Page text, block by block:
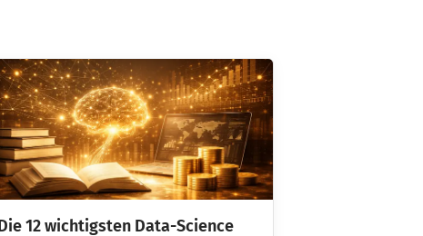
Die 12 wichtigsten Data-Science